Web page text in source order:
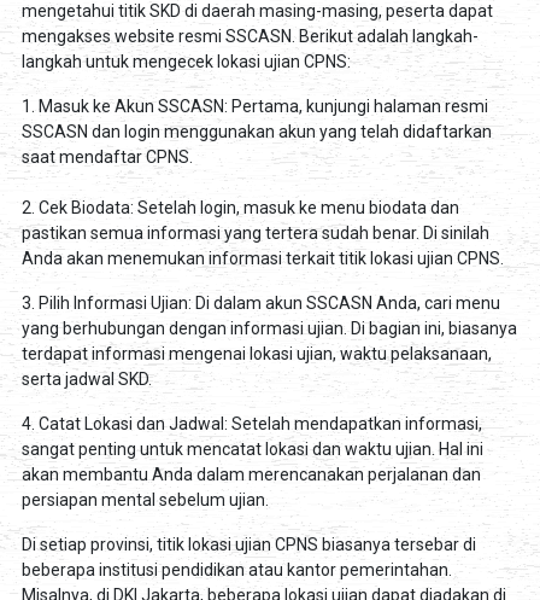
mengetahui titik SKD di daerah masing-masing, peserta dapat
mengakses website resmi SSCASN. Berikut adalah langkah-
langkah untuk mengecek lokasi ujian CPNS:
1. Masuk ke Akun SSCASN: Pertama, kunjungi halaman resmi
SSCASN dan login menggunakan akun yang telah didaftarkan
saat mendaftar CPNS.
2. Cek Biodata: Setelah login, masuk ke menu biodata dan
pastikan semua informasi yang tertera sudah benar. Di sinilah
Anda akan menemukan informasi terkait titik lokasi ujian CPNS.
3. Pilih Informasi Ujian: Di dalam akun SSCASN Anda, cari menu
yang berhubungan dengan informasi ujian. Di bagian ini, biasanya
terdapat informasi mengenai lokasi ujian, waktu pelaksanaan,
serta jadwal SKD.
4. Catat Lokasi dan Jadwal: Setelah mendapatkan informasi,
sangat penting untuk mencatat lokasi dan waktu ujian. Hal ini
akan membantu Anda dalam merencanakan perjalanan dan
persiapan mental sebelum ujian.
Di setiap provinsi, titik lokasi ujian CPNS biasanya tersebar di
beberapa institusi pendidikan atau kantor pemerintahan.
Misalnya, di DKI Jakarta, beberapa lokasi ujian dapat diadakan di